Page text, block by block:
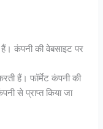
कंपनी की वेबसाइट पर
हैं। फॉर्मेट कंपनी की
से प्राप्त किया जा